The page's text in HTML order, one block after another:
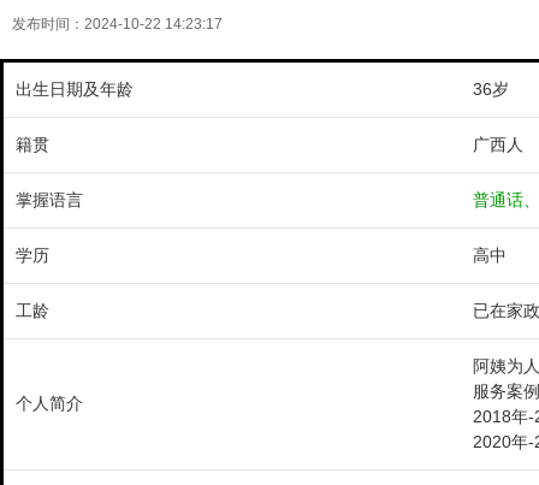
发布时间：2024-10-22 14:23:17
出生日期及年龄 36岁
籍贯 广西人
掌握语言 普通话
学历 高中
工龄 已在家
个人简介
阿姨为
服务案
2018年-
2020年-